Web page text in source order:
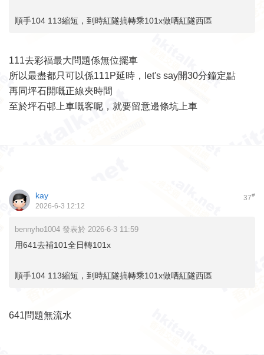
順手104 113縮短，到時紅隧搞轉乘101x做哂紅隧西區
111去彩福最大問題係無位擺車
所以最盡都只可以係111P延時，let's say開30分鐘定點
再同坪石開嘅正線夾時間
至於坪石邨上車嘅客呢，就要留意邊條坑上車
37#
kay
2026-6-3 12:12
bennyho1004 發表於 2026-6-3 11:59
用641去補101全日轉101x
順手104 113縮短，到時紅隧搞轉乘101x做哂紅隧西區
641問題無流水